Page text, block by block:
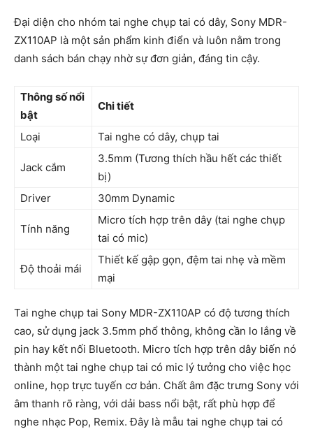
Đại diện cho nhóm tai nghe chụp tai có dây, Sony MDR-
ZX110AP là một sản phẩm kinh điển và luôn nằm trong
danh sách bán chạy nhờ sự đơn giản, đáng tin cậy.
Thông số nổi
bật
Chi tiết
Loại Tai nghe có dây, chụp tai
Jack cắm
3.5mm (Tương thích hầu hết các thiết
bị)
Driver
30mm Dynamic
Tính năng
Micro tích hợp trên dây (tai nghe chụp
tai có mic)
Độ thoải mái
Thiết kế gập gọn, đệm tai nhẹ và mềm
mại
Tai nghe chụp tai Sony MDR-ZX110AP có độ tương thích
cao, sử dụng jack 3.5mm phổ thông, không cần lo lắng về
pin hay kết nối Bluetooth. Micro tích hợp trên dây biến nó
thành một tai nghe chụp tai có mic lý tưởng cho việc học
online, họp trực tuyến cơ bản. Chất âm đặc trưng Sony với
âm thanh rõ ràng, với dải bass nổi bật, rất phù hợp để
nghe nhạc Pop, Remix. Đây là mẫu tai nghe chụp tai có